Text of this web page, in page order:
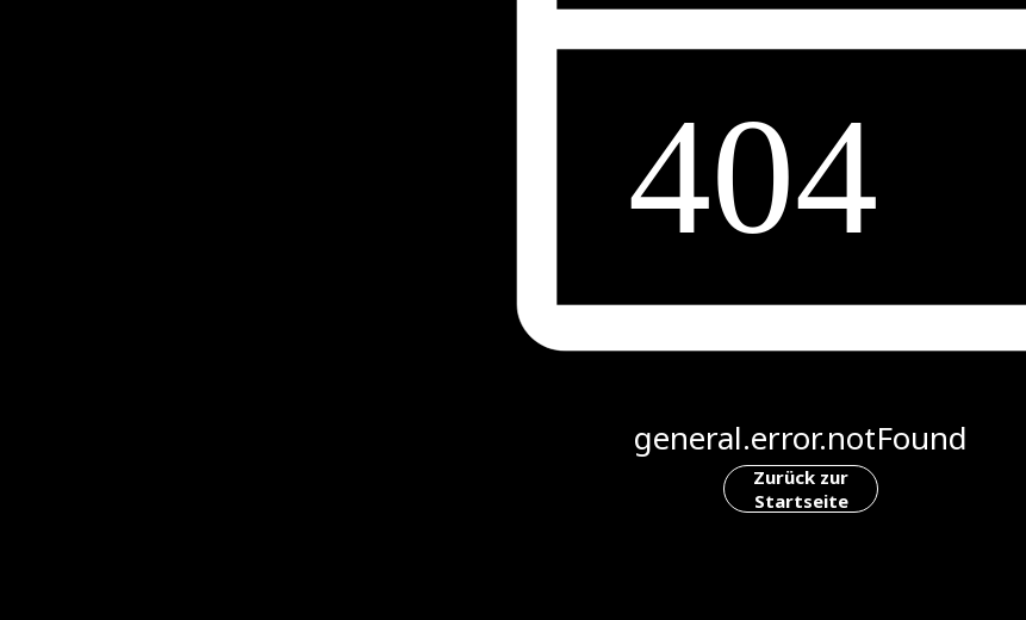
general.error.notFound
Zurück zur
Startseite